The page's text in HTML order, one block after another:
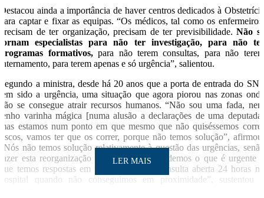
Destacou ainda a importância de haver centros dedicados à Obstetrícia
para captar e fixar as equipas. “Os médicos, tal como os enfermeiros,
precisam de ter organização, precisam de ter previsibilidade.Não se
tornam especialistas para não ter investigação, para não ter
programas formativos,para não terem consultas, para não terem
internamento, para terem apenas e só urgência”, salientou.
Segundo a ministra, desde há 20 anos que a porta de entrada do SNS
tem sido a urgência, uma situação que agora piorou nas zonas onde
não se consegue atrair recursos humanos. “Não sou uma fada, nem
tenho varinha mágica [numa alusão a declarações de uma deputada]
mas estamos num ponto em que mesmo que não quiséssemos correr
riscos, vamos ter que os correr, porque não temos solução”, afirmou.
“Nós não temos solução relativamente à questão das urgências, senão
fazer esta reorganização e garantir que atendemos o que é urgente e
que temos respostas em proximidade ou consulta aberta 24 horas no
hospital quando não conseguimos em proximidade”, sustentou a
LER MAIS